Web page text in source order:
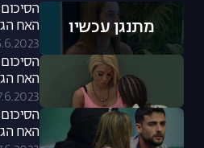
מתנגן עכשיו
האח
האח
האח